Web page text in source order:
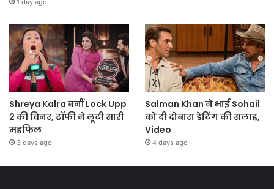
Shreya Kalra बनीं Lock Upp
2 की विनर, ट्रॉफी ने लूटी सारी
महफिल
3 days ago
Salman Khan ने भाई Sohail
को दी दोबारा डेटिंग की सलाह,
Video
4 days ago